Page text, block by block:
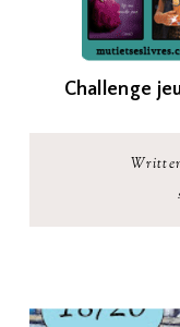
Challenge